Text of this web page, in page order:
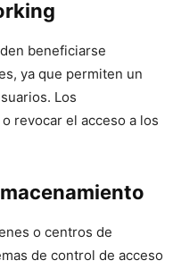
beneficiarse
ya que permiten un
Los
revocar el acceso a los
o centros de
de control de acceso